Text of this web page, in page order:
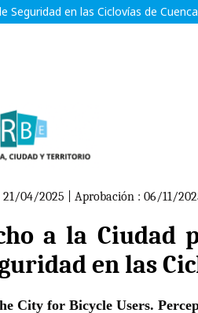
Seguridad en las Ciclovías de Cuenca